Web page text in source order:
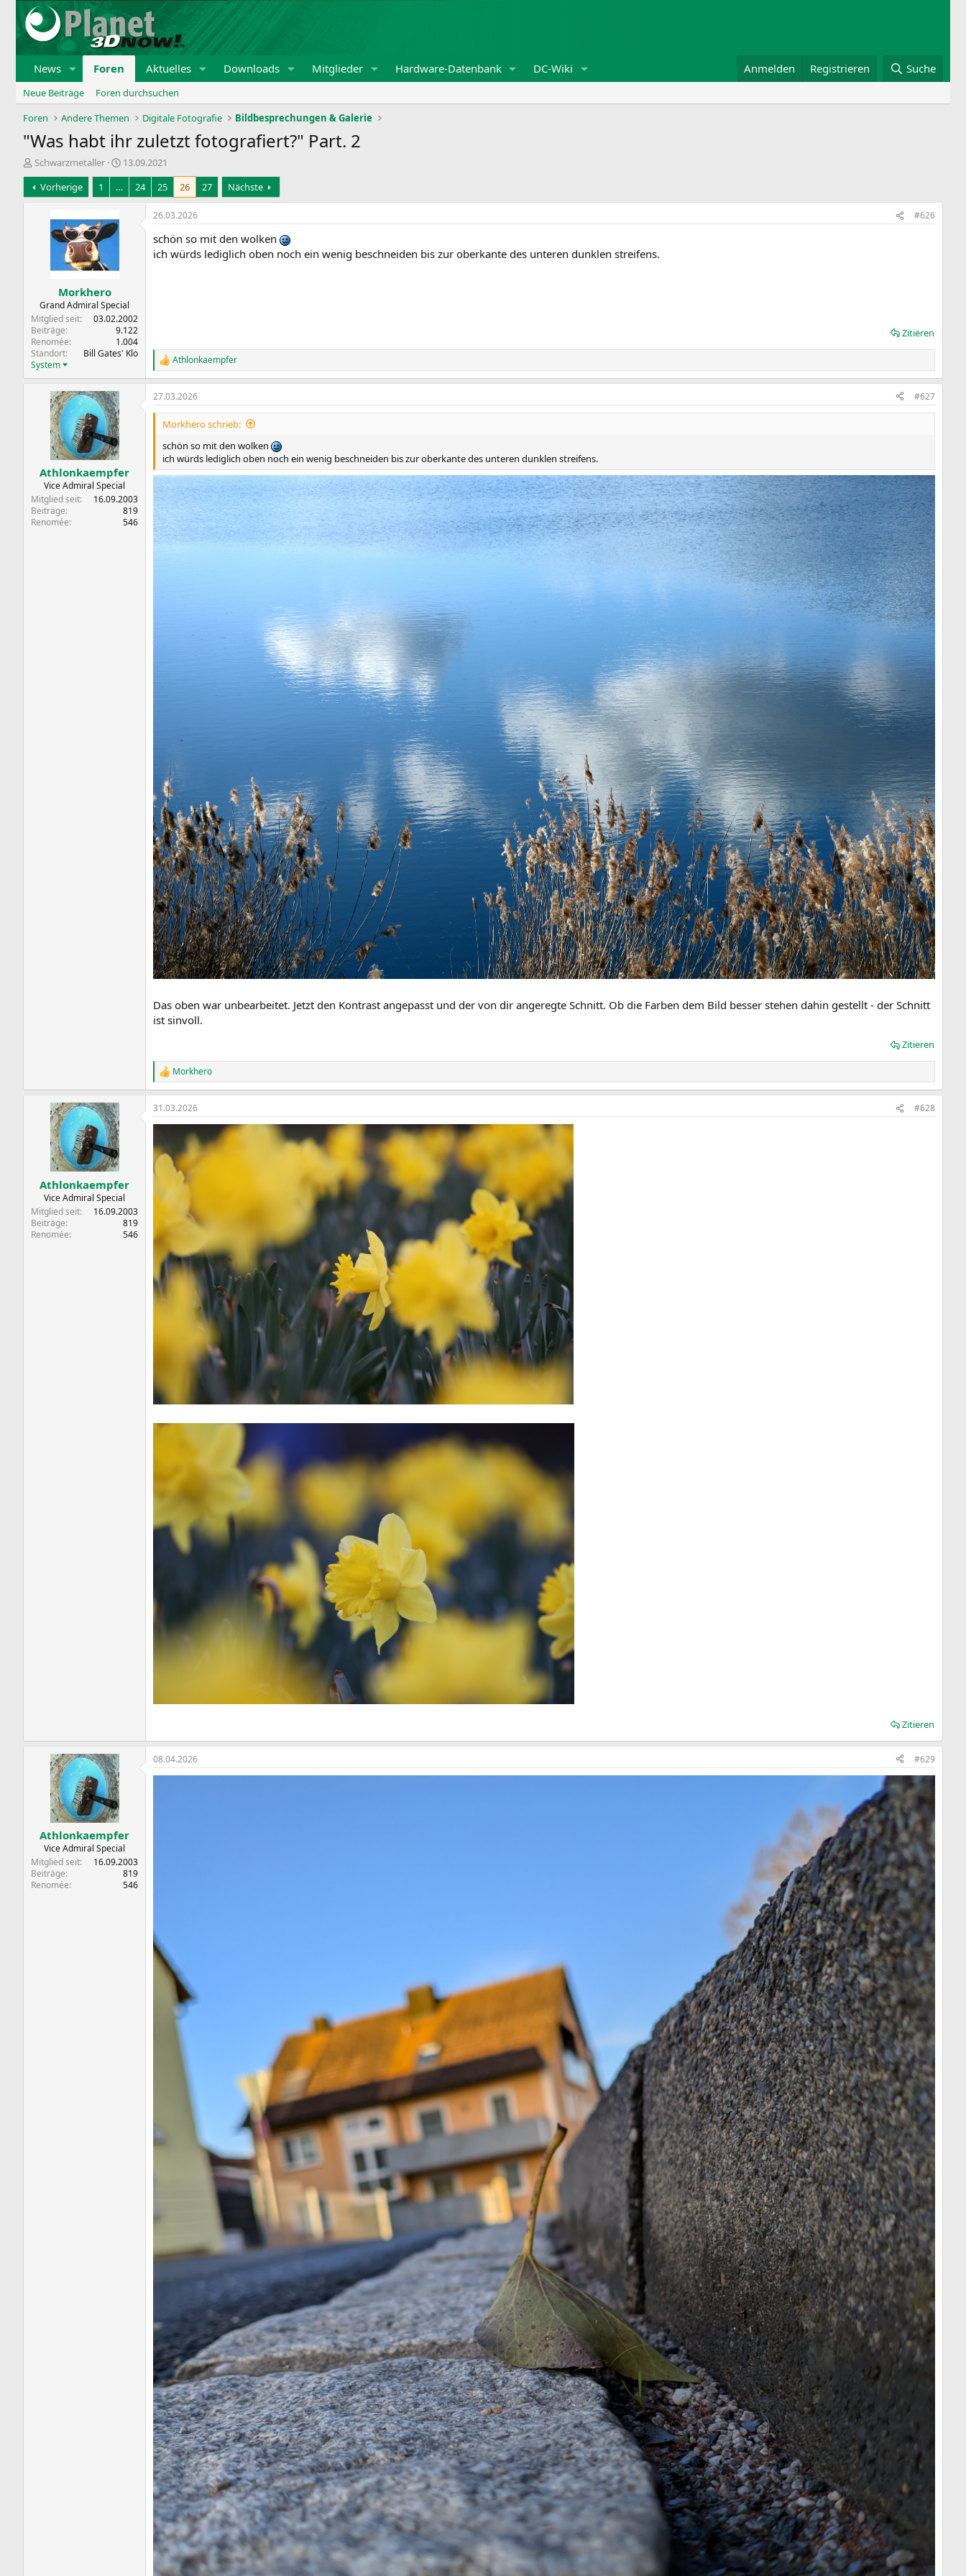
News Foren Aktuelles Downloads Mitglieder Hardware-Datenbank DC-Wiki Anmelden Registrieren Suche
Neue Beiträge
Foren durchsuchen
Foren
Andere Themen Digitale Fotografie Bildbesprechungen & Galerie
"Was habt ihr zuletzt fotografiert?" Part. 2
E
r
s
t
Schwarzmetaller
E
r
s
t
13.09.2021
Vorherige
1 … 24 25 26 27 Nächste
Morkhero
Grand Admiral Special
Mitglied seit
03.02.2002
Beiträge
9.122
Renomée
1.004
Standort
Bill Gates' Klo
System
26.03.2026 #626
schön so mit den wolken
ich würds lediglich oben noch ein wenig beschneiden bis zur oberkante des unteren dunklen streifens.
Zitieren
R
e
a
k
t
n
n
:
Athlonkaempfer
Athlonkaempfer
Vice Admiral Special
Mitglied seit
16.09.2003
Beiträge
819
Renomée
546
27.03.2026 #627
Morkhero schrieb:
schön so mit den wolken
ich würds lediglich oben noch ein wenig beschneiden bis zur oberkante des unteren dunklen streifens.
Das oben war unbearbeitet. Jetzt den Kontrast angepasst und der von dir angeregte Schnitt. Ob die Farben dem Bild besser stehen dahin gestellt - der Schnitt
ist sinvoll.
Zitieren
R
e
a
k
t
o
n
Morkhero
Athlonkaempfer
Vice Admiral Special
Mitglied seit
16.09.2003
Beiträge
819
Renomée
546
31.03.2026 #628
Zitieren
Athlonkaempfer
Vice Admiral Special
Mitglied seit
16.09.2003
Beiträge
819
Renomée
546
08.04.2026 #629